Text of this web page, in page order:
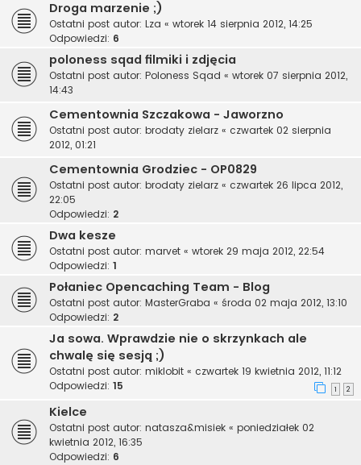
Droga marzenie ;)
Ostatni post autor: Lza « wtorek 14 sierpnia 2012, 14:25
Odpowiedzi: 6
poloness sqad filmiki i zdjęcia
Ostatni post autor: Poloness Sqad « wtorek 07 sierpnia 2012,
14:43
Cementownia Szczakowa - Jaworzno
Ostatni post autor: brodaty zielarz « czwartek 02 sierpnia
2012, 01:21
Cementownia Grodziec - OP0829
Ostatni post autor: brodaty zielarz « czwartek 26 lipca 2012,
22:05
Odpowiedzi: 2
Dwa kesze
Ostatni post autor: marvet « wtorek 29 maja 2012, 22:54
Odpowiedzi: 1
Połaniec Opencaching Team - Blog
Ostatni post autor: MasterGraba « środa 02 maja 2012, 13:10
Odpowiedzi: 2
Ja sowa. Wprawdzie nie o skrzynkach ale
chwalę się sesją ;)
Ostatni post autor: miklobit « czwartek 19 kwietnia 2012, 11:12
Odpowiedzi: 15 1 2
Kielce
Ostatni post autor: natasza&misiek « poniedziałek 02
kwietnia 2012, 16:35
Odpowiedzi: 6